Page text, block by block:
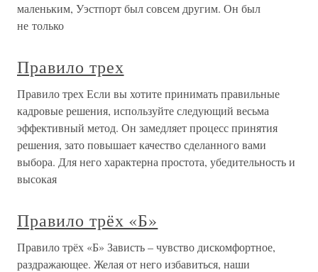
маленьким, Уэстпорт был совсем другим. Он был
не только
Правило трех
Правило трех Если вы хотите принимать правильные
кадровые решения, используйте следующий весьма
эффективный метод. Он замедляет процесс принятия
решения, зато повышает качество сделанного вами
выбора. Для него характерна простота, убедительность и
высокая
Правило трёх «Б»
Правило трёх «Б» Зависть – чувство дискомфортное,
раздражающее. Желая от него избавиться, наши